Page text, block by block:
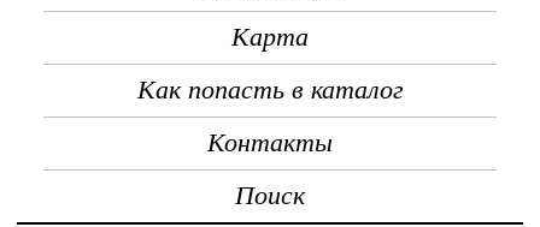
Карта
Как попасть в каталог
Контакты
Поиск